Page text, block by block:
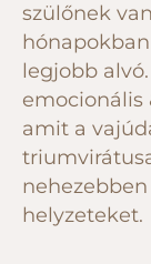
szülőnek
legjobb
emocionális
amit a
helyzeteket.